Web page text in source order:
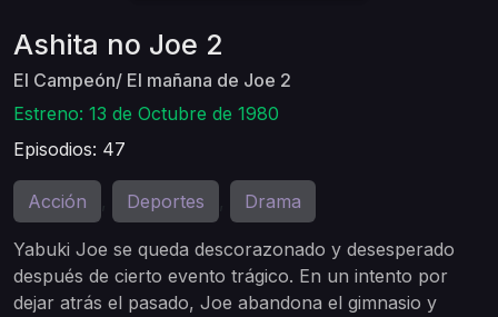
Ashita no Joe 2
El Campeón/ El mañana de Joe 2
Estreno: 13 de Octubre de 1980
Episodios: 47
Acción Deportes Drama
Yabuki Joe se queda descorazonado y desesperado
después de cierto evento trágico. En un intento por
dejar atrás el pasado, Joe abandona el gimnasio y